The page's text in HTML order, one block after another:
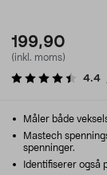
199,90
(inkl. moms)
4.4
Måler både
Mastech
spenninger.
Identifiserer også